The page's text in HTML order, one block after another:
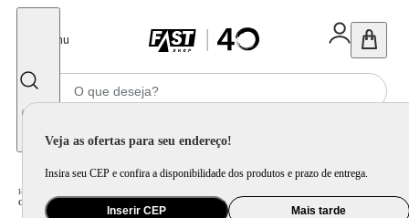
Menu
Veja as ofertas para seu endereço!
Insira seu CEP e confira a disponibilidade dos produtos e prazo de entrega.
Inserir CEP Mais tarde
Home
Cadeira Uma - Azul Claro - Meu Móvel de Madeira